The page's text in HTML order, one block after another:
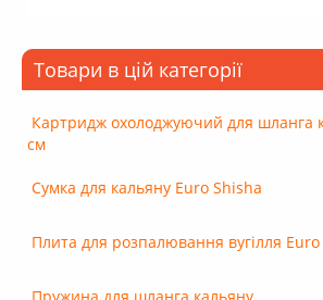
Товари в цій категорії
Картридж охолоджуючий для шланга
см
Сумка для кальяну Euro Shisha
Плита для розпалювання вугілля Euro